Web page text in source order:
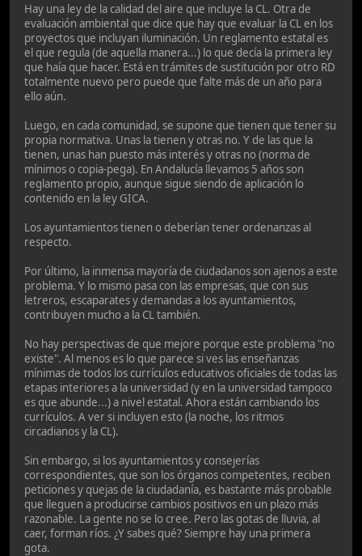
Hay una ley de la calidad del aire que incluye la CL. Otra de
evaluación ambiental que dice que hay que evaluar la CL en los
proyectos que incluyan iluminación. Un reglamento estatal es
el que regula (de aquella manera...) lo que decía la primera ley
que haía que hacer. Está en trámites de sustitución por otro RD
totalmente nuevo pero puede que falte más de un año para
ello aún.
Luego, en cada comunidad, se supone que tienen que tener su
propia normativa. Unas la tienen y otras no. Y de las que la
tienen, unas han puesto más interés y otras no (norma de
mínimos o copia-pega). En Andalucía llevamos 5 años son
reglamento propio, aunque sigue siendo de aplicación lo
contenido en la ley GICA.
Los ayuntamientos tienen o deberían tener ordenanzas al
respecto.
Por último, la inmensa mayoría de ciudadanos son ajenos a este
problema. Y lo mismo pasa con las empresas, que con sus
letreros, escaparates y demandas a los ayuntamientos,
contribuyen mucho a la CL también.
No hay perspectivas de que mejore porque este problema "no
existe". Al menos es lo que parece si ves las enseñanzas
mínimas de todos los currículos educativos oficiales de todas las
etapas interiores a la universidad (y en la universidad tampoco
es que abunde...) a nivel estatal. Ahora están cambiando los
currículos. A ver si incluyen esto (la noche, los ritmos
circadianos y la CL).
Sin embargo, si los ayuntamientos y consejerías
correspondientes, que son los órganos competentes, reciben
peticiones y quejas de la ciudadanía, es bastante más probable
que lleguen a producirse cambios positivos en un plazo más
razonable. La gente no se lo cree. Pero las gotas de lluvia, al
caer, forman ríos. ¿Y sabes qué? Siempre hay una primera
gota.